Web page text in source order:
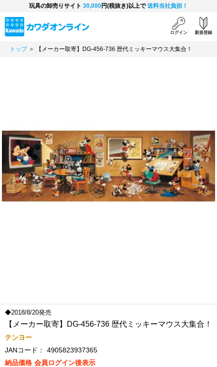
玩具の卸売りサイト 30,000円(税抜き)以上で送料当社負担！
ログイン 新規登録
トップ＞ 【メーカー取寄】DG-456-736 歴代ミッキーマウス大集合！
◆2018/8/20発売
【メーカー取寄】DG-456-736 歴代ミッキーマウス大集合！
テンヨー
JANコード：
4905823937365
納品価格 会員ログイン後表示